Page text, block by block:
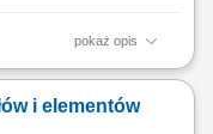
pokaż opis
przy konstrukcjach
części do spawania
i konserwacja sprzętu
i elementów